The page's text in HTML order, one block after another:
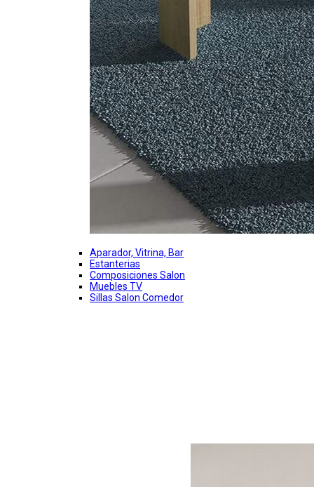
Aparador, Vitrina, Bar
Estanterias
Composiciones Salon
Muebles TV
Sillas Salon Comedor